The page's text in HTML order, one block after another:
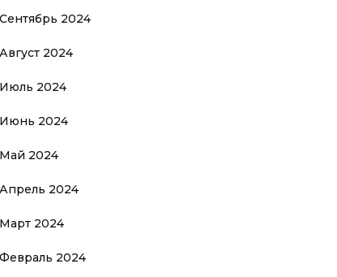
Сентябрь 2024
Август 2024
Июль 2024
Июнь 2024
Май 2024
Апрель 2024
Март 2024
Февраль 2024